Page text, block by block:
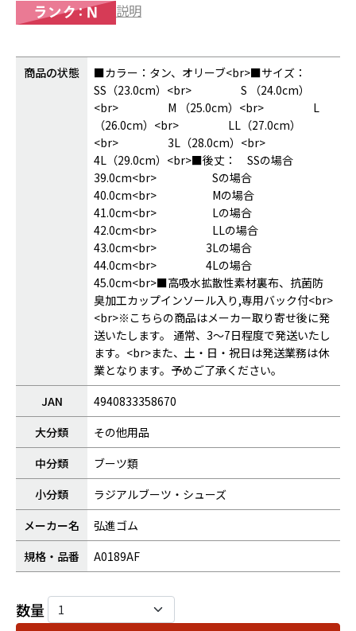
説明
商品の状態
■カラー：タン、オリーブ<br>■サイズ：
SS（23.0cm）<br> S （24.0cm）
<br> M （25.0cm）<br> L
（26.0cm）<br> LL（27.0cm）
<br> 3L（28.0cm）<br>
4L（29.0cm）<br>■後丈： SSの場合
39.0cm<br> Sの場合
40.0cm<br> Mの場合
41.0cm<br> Lの場合
42.0cm<br> LLの場合
43.0cm<br> 3Lの場合
44.0cm<br> 4Lの場合
45.0cm<br>■高吸水拡散性素材裏布、抗菌防
臭加工カップインソール入り,専用バック付<br>
<br>※こちらの商品はメーカー取り寄せ後に発
送いたします。 通常、3～7日程度で発送いたし
ます。<br>また、土・日・祝日は発送業務は休
業となります。予めご了承ください。
JAN
4940833358670
大分類
その他用品
中分類
ブーツ類
小分類
ラジアルブーツ・シューズ
メーカー名
弘進ゴム
規格・品番
A0189AF
数量